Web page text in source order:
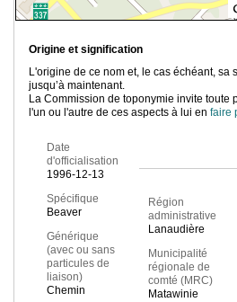
Origine et signification
L'origine de ce nom et, le cas échéant, sa
jusqu’à maintenant.
La Commission de toponymie invite
l'un ou l'autre de ces aspects à lui en faire
Date
d'officialisation
1996-12-13
Spécifique
Beaver
Générique
(avec ou sans
particules de
liaison)
Chemin
Région
administrative
Lanaudière
Municipalité
régionale de
comté (MRC)
Matawinie